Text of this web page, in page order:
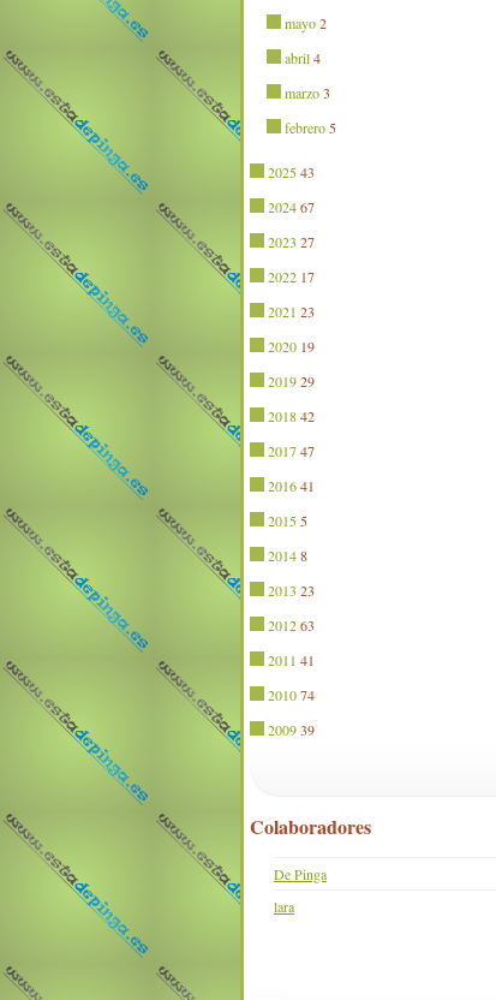
mayo 2
abril 4
marzo 3
febrero 5
202543
202467
2023 27
2022 17
2021 23
2020 19
201929
201842
201747
201641
2015 5
20148
2013 23
201263
2011 41
201074
200939
Colaboradores
De Pinga
lara